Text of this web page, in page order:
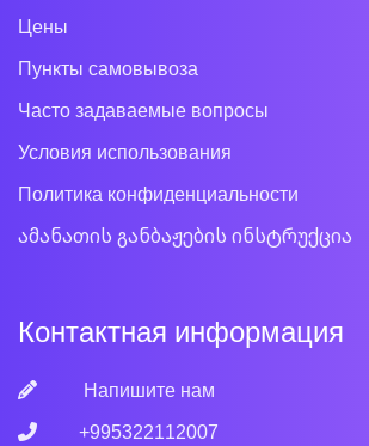
Цены
Пункты самовывоза
Часто задаваемые вопросы
Условия использования
Политика конфиденциальности
ამანათის განბაჟების ინსტრუქცია
Контактная информация
Напишите нам
+995322112007